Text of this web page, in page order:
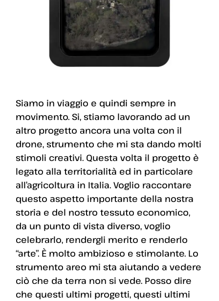
Siamo in viaggio e quindi sempre in
movimento. Si, stiamo lavorando ad un
altro progetto ancora una volta con il
drone, strumento che mi sta dando molti
stimoli creativi. Questa volta il progetto è
legato alla territorialità ed in particolare
all’agricoltura in Italia. Voglio raccontare
questo aspetto importante della nostra
storia e del nostro tessuto economico,
da un punto di vista diverso, voglio
celebrarlo, rendergli merito e renderlo
“arte”. È molto ambizioso e stimolante. Lo
strumento areo mi sta aiutando a vedere
ciò che da terra non si vede. Posso dire
che questi ultimi progetti, questi ultimi